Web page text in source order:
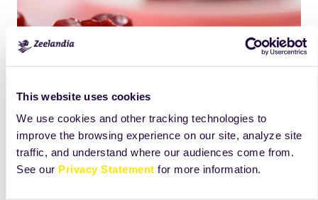
This website uses cookies
We use cookies and other tracking technologies to
improve the browsing experience on our site, analyze site
traffic, and understand where our audiences come from.
See our Privacy Statement for more information.